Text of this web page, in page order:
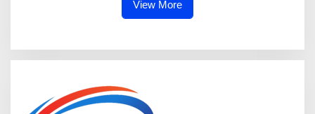
View More